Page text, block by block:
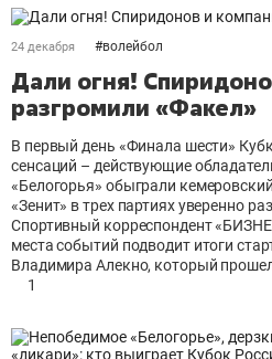
24 декабря #волейбол
Дали огня!
разгромили «Факел»
В первый день «Финала шести»
сенсаций – действующие
«Белогорья» обыграли
«Зенит» в трех партиях уверенно
Спортивный корреспондент
места событий подводит итоги
Владимира Алекно, который
1